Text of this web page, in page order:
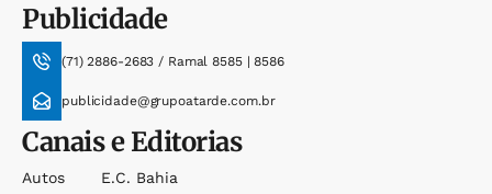
Publicidade
(71) 2886-2683 / Ramal 8585 | 8586
publicidade@grupoatarde.com.br
Canais e Editorias
Autos
E.c. Bahia